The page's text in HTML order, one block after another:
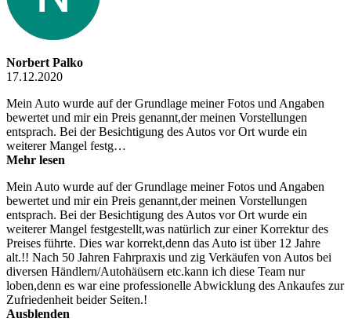
Norbert Palko
17.12.2020
Mein Auto wurde auf der Grundlage meiner Fotos und Angaben
bewertet und mir ein Preis genannt,der meinen Vorstellungen
entsprach. Bei der Besichtigung des Autos vor Ort wurde ein
weiterer Mangel festg…
Mehr lesen
Mein Auto wurde auf der Grundlage meiner Fotos und Angaben
bewertet und mir ein Preis genannt,der meinen Vorstellungen
entsprach. Bei der Besichtigung des Autos vor Ort wurde ein
weiterer Mangel festgestellt,was natürlich zur einer Korrektur des
Preises führte. Dies war korrekt,denn das Auto ist über 12 Jahre
alt.!! Nach 50 Jahren Fahrpraxis und zig Verkäufen von Autos bei
diversen Händlern/Autohäüsern etc.kann ich diese Team nur
loben,denn es war eine professionelle Abwicklung des Ankaufes zur
Zufriedenheit beider Seiten.!
Ausblenden